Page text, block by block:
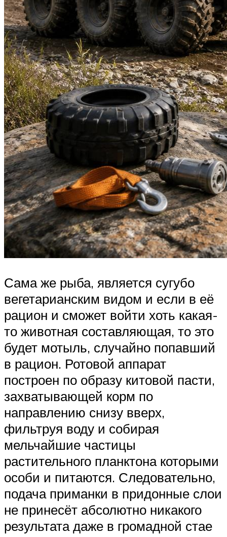
Сама же рыба, является сугубо
вегетарианским видом и если в её
рацион и сможет войти хоть какая-
то животная составляющая, то это
будет мотыль, случайно попавший
в рацион. Ротовой аппарат
построен по образу китовой пасти,
захватывающей корм по
направлению снизу вверх,
фильтруя воду и собирая
мельчайшие частицы
растительного планктона которыми
особи и питаются. Следовательно,
подача приманки в придонные слои
не принесёт абсолютно никакого
результата даже в громадной стае